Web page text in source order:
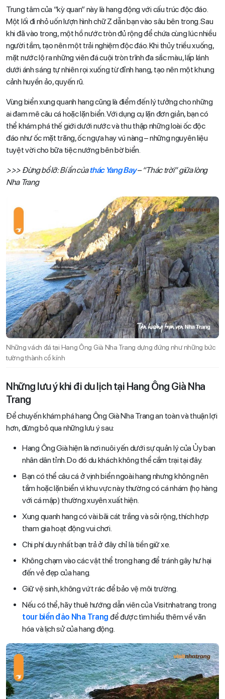
Trung tâm của “kỳ quan” này là hang động với cấu trúc độc đáo.
Một lối đi nhỏ uốn lượn hình chữ Z dẫn bạn vào sâu bên trong. Sau
khi đã vào trong, một hồ nước tròn đủ rộng để chứa cùng lúc nhiều
người tắm, tạo nên một trải nghiệm độc đáo. Khi thủy triều xuống,
mặt nước lộ ra những viên đá cuội tròn trĩnh đa sắc màu, lấp lánh
dưới ánh sáng tự nhiên rọi xuống từ đỉnh hang, tạo nên một khung
cảnh huyền ảo, quyến rũ.
Vùng biển xung quanh hang cũng là điểm đến lý tưởng cho những
ai đam mê câu cá hoặc lặn biển. Với dụng cụ lặn đơn giản, bạn có
thể khám phá thế giới dưới nước và thu thập những loài ốc độc
đáo như ốc mặt trăng, ốc ngựa hay vú nàng – những nguyên liệu
tuyệt vời cho bữa tiệc nướng bên bờ biển.
>>> Đừng bổ lỡ: Bí ẩn củathác Yang Bay– “Thác trời” giữa lòng
Nha Trang
Những vách đá tại Hang Ông Già Nha Trang dựng đứng như những bức
tường thành cổ kính
Những lưu ý khi đi du lịch tại Hang Ông Già Nha
Trang
Để chuyến khám phá hang Ông Già Nha Trang an toàn và thuận lợi
hơn, đừng bỏ qua những lưu ý sau:
Hang Ông Già hiện là nơi nuôi yến dưới sự quản lý của Ủy ban
nhân dân tỉnh. Do đó du khách không thể cắm trại tại đây.
Bạn có thể câu cá ở vịnh biển ngoài hang nhưng không nên
tắm hoặc lặn biển vì khu vực này thường có cá nhám (họ hàng
với cá mập) thường xuyên xuất hiện.
Xung quanh hang có vài bãi cát trắng và sỏi rộng, thích hợp
tham gia hoạt động vui chơi.
Chi phí duy nhất bạn trả ở đây chỉ là tiền giữ xe.
Không chạm vào các vật thể trong hang để tránh gây hư hại
đến vẻ đẹp của hang.
Giữ vệ sinh, không vứt rác để bảo vệ môi trường.
Nếu có thể, hãy thuê hướng dẫn viên của Visitnhatrang trong
tour biển đảo Nha Trang để được tìm hiểu thêm về văn
hóa và lịch sử của hang động.